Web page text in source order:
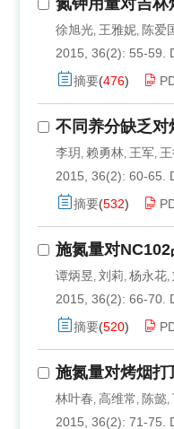
氮钾用量对吉
徐旭光, 王雅妮, 陈爱
2015, 36(2): 55-59.
摘要(476)
不同养分缺乏
李玥 , 赖勇林, 王军,
2015, 36(2): 60-65.
摘要(532)
施氮量对
谭炳昱, 刘莉, 杨永花,
2015, 36(2): 66-70.
摘要(520)
施氮量对烤烟
林叶春, 高维常 , 陈懿,
2015, 36(2): 71-75.